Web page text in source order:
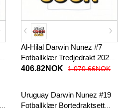
Al-Hilal Darwin Nunez #7
Fotballklær Tredjedrakt 2026-
27 Kortermet
406.82NOK 1.070.66NOK
Uruguay Darwin Nunez #19
Fotballklær Bortedraktsett